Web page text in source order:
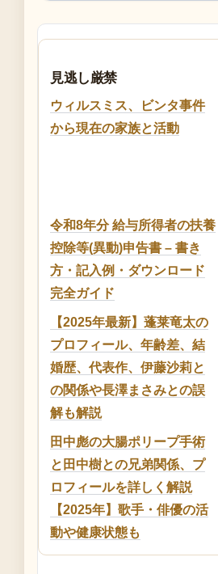
見逃し厳禁
ウィルスミス、ビンタ事件
から現在の家族と活動
令和8年分 給与所得者の扶養
控除等(異動)申告書 – 書き
方・記入例・ダウンロード
完全ガイド
【2025年最新】蓬莱竜太の
プロフィール、年齢差、結
婚歴、代表作、伊藤沙莉と
の関係や長澤まさみとの誤
解も解説
田中彪の大腸ポリープ手術
と田中樹との兄弟関係、プ
ロフィールを詳しく解説
【2025年】歌手・俳優の活
動や健康状態も